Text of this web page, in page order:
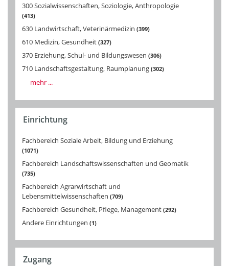
300 Sozialwissenschaften, Soziologie, Anthropologie
413
630 Landwirtschaft, Veterinärmedizin 399
610 Medizin, Gesundheit 327
370 Erziehung, Schul- und Bildungswesen 306
710 Landschaftsgestaltung, Raumplanung 302
mehr ...
Einrichtung
Fachbereich Soziale Arbeit, Bildung und Erziehung
1071
Fachbereich Landschaftswissenschaften und Geomatik
735
Fachbereich Agrarwirtschaft und
Lebensmittelwissenschaften 709
Fachbereich Gesundheit, Pflege, Management 292
Andere Einrichtungen 1
Zugang